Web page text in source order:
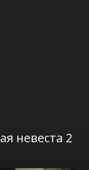
невеста 2